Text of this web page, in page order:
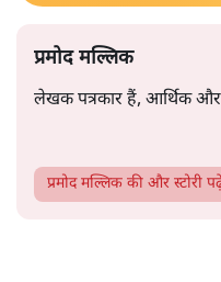
प्रमोद मल्लिक
लेखक पत्रकार हैं, आर्थिक और
प्रमोद मल्लिक की और स्टोरी